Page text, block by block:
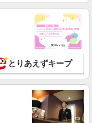
詳細を見る
〜400,000円 ・基本
円 ・資格手当：10,000〜
とりあえずキープ